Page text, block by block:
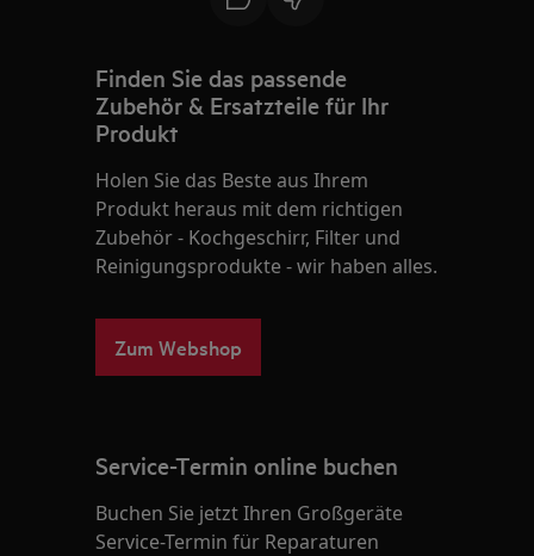
Finden Sie das passende
Zubehör & Ersatzteile für Ihr
Produkt
Holen Sie das Beste aus Ihrem
Produkt heraus mit dem richtigen
Zubehör - Kochgeschirr, Filter und
Reinigungsprodukte - wir haben alles.
Zum Webshop
Service-Termin online buchen
Buchen Sie jetzt Ihren Großgeräte
Service-Termin für Reparaturen